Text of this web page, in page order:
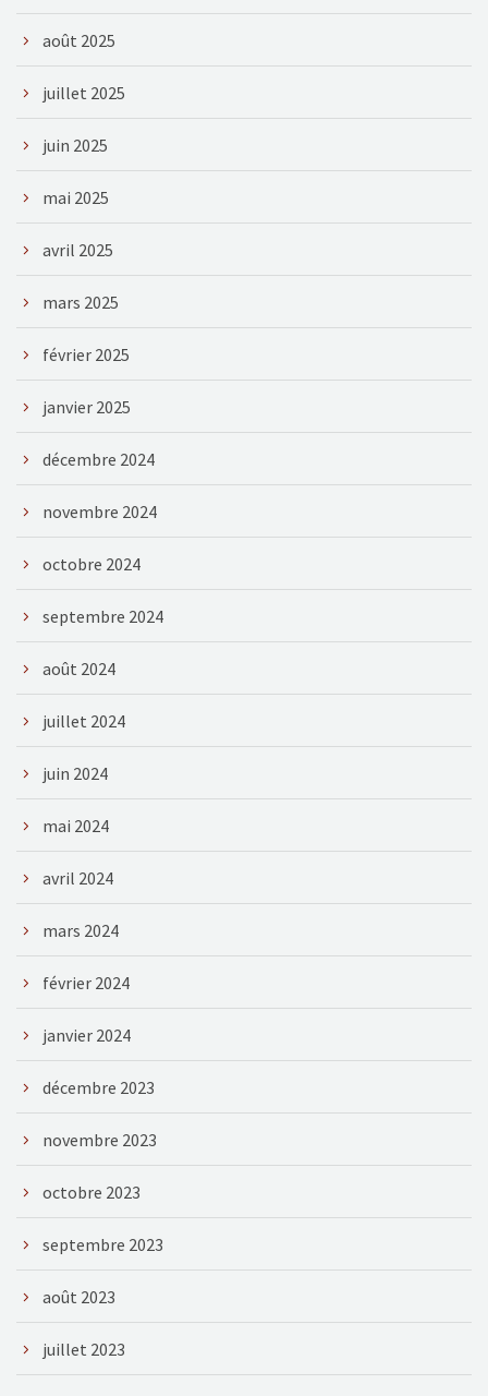
août 2025
juillet 2025
juin 2025
mai 2025
avril 2025
mars 2025
février 2025
janvier 2025
décembre 2024
novembre 2024
octobre 2024
septembre 2024
août 2024
juillet 2024
juin 2024
mai 2024
avril 2024
mars 2024
février 2024
janvier 2024
décembre 2023
novembre 2023
octobre 2023
septembre 2023
août 2023
juillet 2023